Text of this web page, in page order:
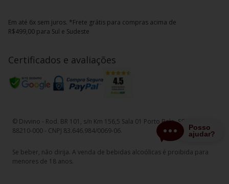
Em até 6x sem juros. *Frete grátis para compras acima de
R$499,00 para Sul e Sudeste
Certificados e avaliações
© Divvino - Rod. BR 101, s/n Km 156,5 Sala 01 Porto Belo, SC - CEP
88210-000 - CNPJ 83.646.984/0069-06.
Se beber, não dirija. A venda de bebidas alcoólicas é proibida para
menores de 18 anos.